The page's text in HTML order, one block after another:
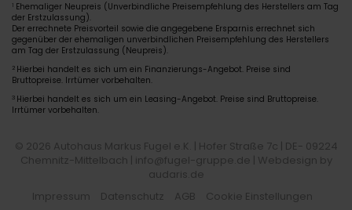
1 Ehemaliger Neupreis (Unverbindliche Preisempfehlung des Herstellers am Tag
der Erstzulassung).
Der errechnete Preisvorteil sowie die angegebene Ersparnis errechnet sich
gegenüber der ehemaligen unverbindlichen Preisempfehlung des Herstellers
am Tag der Erstzulassung (Neupreis).
2 Hierbei handelt es sich um ein Finanzierungs-Angebot. Preise sind
Bruttopreise. Irrtümer vorbehalten.
3 Hierbei handelt es sich um ein Leasing-Angebot. Preise sind Bruttopreise.
Irrtümer vorbehalten.
© 2026 Autohaus Markus Fugel e.K. | Hofer Straße 7c | DE- 09224
Chemnitz-Mittelbach | info@fugel-gruppe.de | Webdesign by
audaris.de
Impressum
Datenschutz AGB Cookie Einstellungen